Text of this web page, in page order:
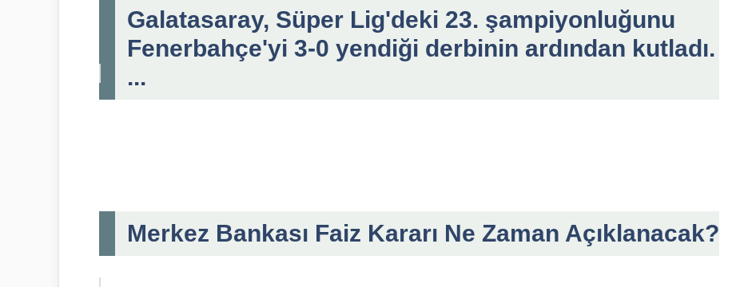
Galatasaray, Süper Lig'deki 23. şampiyonluğunu
Fenerbahçe'yi 3-0 yendiği derbinin ardından kutladı.
...
Merkez Bankası Faiz Kararı Ne Zaman Açıklanacak?